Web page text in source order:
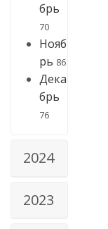
брь
70
Нояб
рь 86
Дека
брь
76
2024
2023